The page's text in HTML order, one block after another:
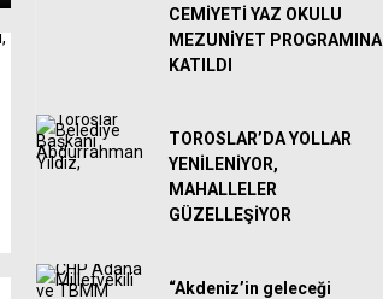
CEMİYETİ YAZ OKULU
MEZUNİYET PROGRAMINA
KATILDI
TOROSLAR’DA YOLLAR
YENİLENİYOR,
MAHALLELER
GÜZELLEŞİYOR
“Akdeniz’in geleceği